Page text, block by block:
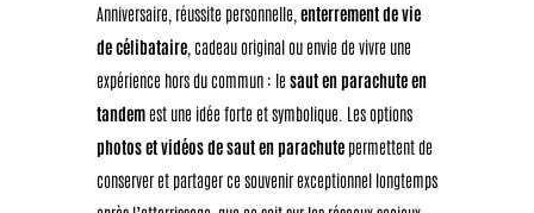
Anniversaire, réussite personnelle, enterrement de vie
de célibataire, cadeau original ou envie de vivre une
expérience hors du commun : le saut en parachute en
tandemest une idée forte et symbolique. Les options
photos et vidéos de saut en parachutepermettent de
conserver et partager ce souvenir exceptionnel longtemps